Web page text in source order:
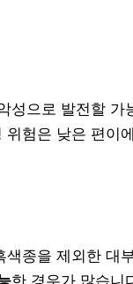
성으로 발전할
위험은 낮은 편이
종을 제외한 대